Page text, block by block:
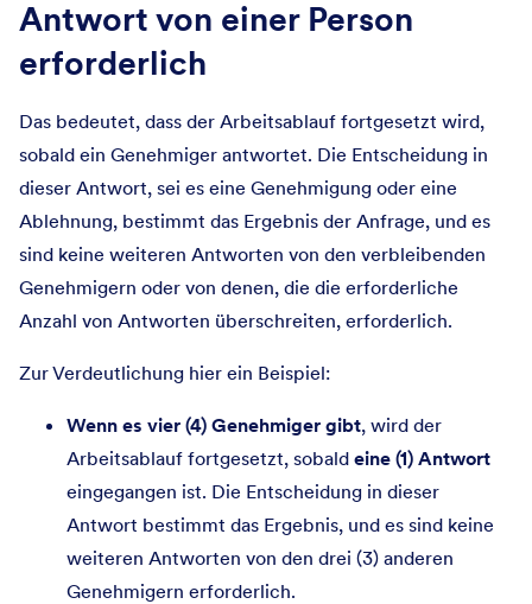
Antwort von einer Person
erforderlich
Das bedeutet, dass der Arbeitsablauf fortgesetzt wird,
sobald ein Genehmiger antwortet. Die Entscheidung in
dieser Antwort, sei es eine Genehmigung oder eine
Ablehnung, bestimmt das Ergebnis der Anfrage, und es
sind keine weiteren Antworten von den verbleibenden
Genehmigern oder von denen, die die erforderliche
Anzahl von Antworten überschreiten, erforderlich.
Zur Verdeutlichung hier ein Beispiel:
Wenn es vier (4) Genehmiger gibt, wird der
Arbeitsablauf fortgesetzt, sobald eine (1) Antwort
eingegangen ist. Die Entscheidung in dieser
Antwort bestimmt das Ergebnis, und es sind keine
weiteren Antworten von den drei (3) anderen
Genehmigern erforderlich.